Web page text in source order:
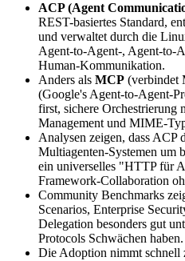
ACP (Agent
REST-basiertes Standard,
und verwaltet durch die
Agent-to-Agent-, Agent-to-
Human-Kommunikation.
Anders als MCP (verbindet
(Google's Agent-to-Agent-
first, sichere Orchestrierung
Management und MIME-
Analysen zeigen, dass ACP
Multiagenten-Systemen um
ein universelles "HTTP für
Framework-Collaboration
Community Benchmarks
Scenarios, Enterprise
Delegation besonders gut
Protocols Schwächen haben.
Die Adoption nimmt schnell